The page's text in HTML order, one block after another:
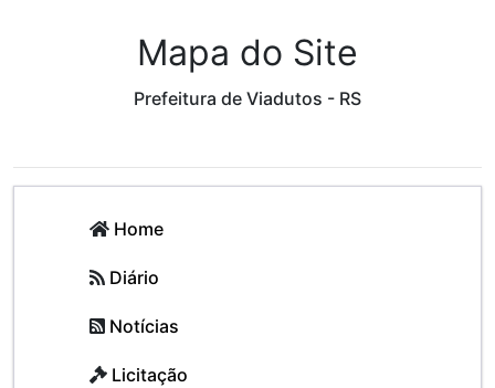
Mapa do Site
Prefeitura de Viadutos - RS
Home
Diário
Notícias
Licitação